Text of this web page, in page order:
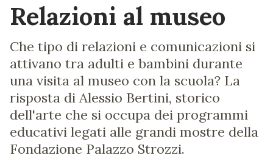
Relazioni al museo
Che tipo di relazioni e comunicazioni si
attivano tra adulti e bambini durante
una visita al museo con la scuola? La
risposta di Alessio Bertini, storico
dell'arte che si occupa dei programmi
educativi legati alle grandi mostre della
Fondazione Palazzo Strozzi.